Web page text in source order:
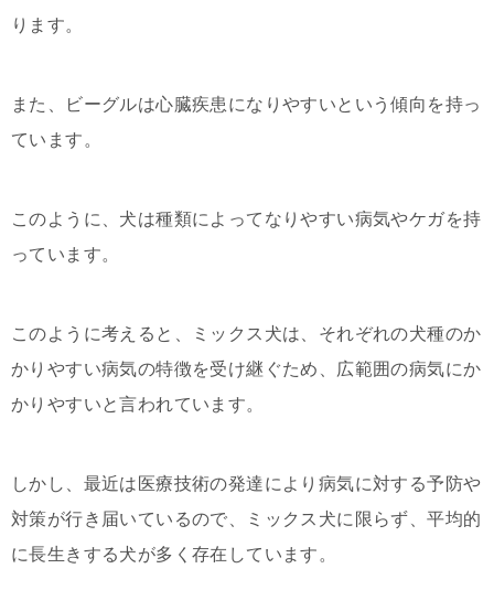
ります。
また、ビーグルは心臓疾患になりやすいという傾向を持っ
ています。
このように、犬は種類によってなりやすい病気やケガを持
っています。
このように考えると、ミックス犬は、それぞれの犬種のか
かりやすい病気の特徴を受け継ぐため、広範囲の病気にか
かりやすいと言われています。
しかし、最近は医療技術の発達により病気に対する予防や
対策が行き届いているので、ミックス犬に限らず、平均的
に長生きする犬が多く存在しています。